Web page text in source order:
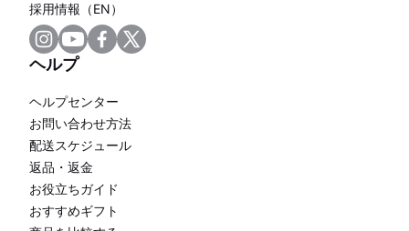
採用情報（EN）
ヘルプ
ヘルプセンター
お問い合わせ方法
配送スケジュール
返品・返金
お役立ちガイド
おすすめギフト